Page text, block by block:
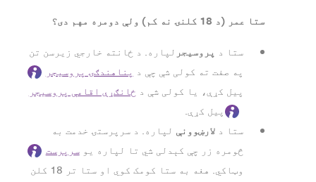
ستا عمر (د 18 کلنۍ نه کم) ولې دومره مهم دی؟
ستا د پروسیجر لپاره. د ځانته خارجي زیرسن تن
په صفت ته کولی شې چې د پناهندګۍ پروسیجر
پیل کړې، یا کولی شې د ځانګړې اقامې پروسیجر
پیل کړې.
ستا دلارښوونې لپاره. د سرپرستۍ خدمت به
څومره زر چې کېدلی شي تا لپاره یوسرپرست
وټاکي. هغه به ستا کومک کوي او ستا تر 18 کلن